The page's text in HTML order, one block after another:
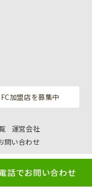
話でお問い合わせ
FC加盟店を募集中
運営会社
問い合わせ